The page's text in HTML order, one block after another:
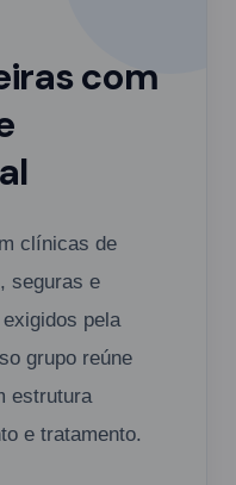
com
clínicas de
seguras e
pela
grupo reúne
estrutura
e tratamento.